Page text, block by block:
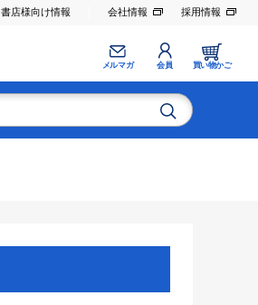
書店様向け情報 会社情報 採用情報
メルマガ 会員 買い物かご